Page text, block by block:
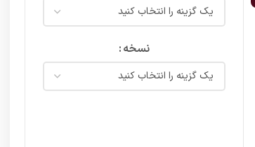
نسخه